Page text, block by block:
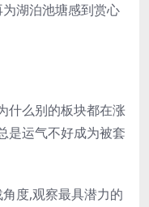
湖泊池塘感到赏心
什么别的板块都在涨
是运气不好成为被套
度,观察最具潜力的